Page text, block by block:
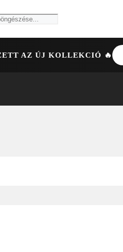
AZ ÚJ KOLLEKCIÓ 🔥